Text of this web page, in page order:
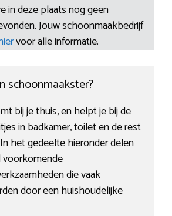
in deze plaats nog geen
Jouw schoonmaakbedrijf
voor alle informatie.
schoonmaakster?
bij je thuis, en helpt je bij de
in badkamer, toilet en de rest
het gedeelte hieronder delen
die vaak
door een huishoudelijke